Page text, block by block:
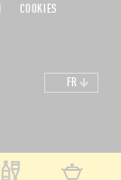
COOKIES
FR